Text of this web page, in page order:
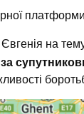
на